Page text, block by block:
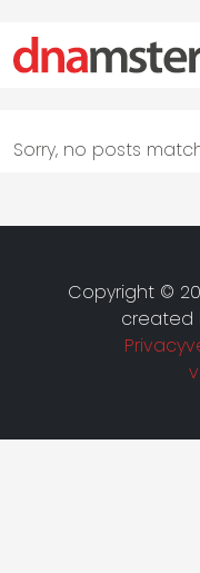
Sorry, no posts
Copyright ©
created